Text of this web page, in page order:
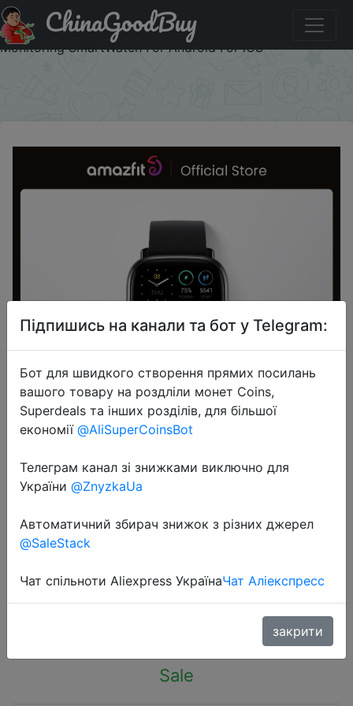
Придбати по знижці New Version Amazfit GTS 2 mini
GPS Smartwatch AMOLED Display 68 Sports Modes Sleep
Monitoring SmartWatch For Android For iOS
ChinaGoodBuy
2023-11-23
New Version Amazfit GTS 2 mini
68 Sports Modes Sleep Monitoring
SmartWatch For Android For iOS
$42.25
Sale
Підпишись на канали та бот у Telegram:
Бот для швидкого створення прямих посилань
вашого товару на роздліли монет Coins,
Superdeals та інших розділів, для більшої
економії @AliSuperCoinsBot
Телеграм канал зі знижками виключно для
України @ZnyzkaUa
Автоматичний збирач знижок з різних джерел
@SaleStack
Чат спільноти Aliexpress УкраїнаЧат Аліекспресс
закрити